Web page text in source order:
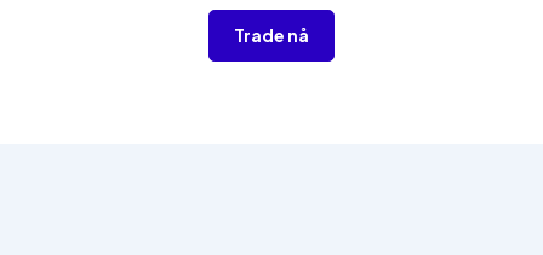
Trade nå